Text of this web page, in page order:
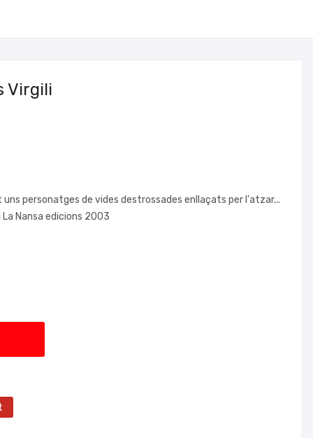
Virgili
uns personatges de vides destrossades enllaçats per l'atzar...
Nansa edicions 2003